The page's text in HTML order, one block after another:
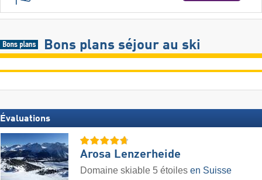
Bons plans séjour au ski
Évaluations
Arosa Lenzerheide
Domaine skiable 5 étoiles en Suisse